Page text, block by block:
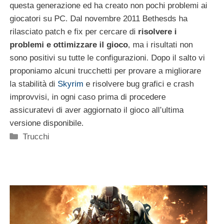
questa generazione ed ha creato non pochi problemi ai
giocatori su PC. Dal novembre 2011 Bethesds ha
rilasciato patch e fix per cercare di risolvere i
problemi e ottimizzare il gioco, ma i risultati non
sono positivi su tutte le configurazioni. Dopo il salto vi
proponiamo alcuni trucchetti per provare a migliorare
la stabilità di Skyrim e risolvere bug grafici e crash
improvvisi, in ogni caso prima di procedere
assicuratevi di aver aggiornato il gioco all’ultima
versione disponibile.
Categorie
Trucchi